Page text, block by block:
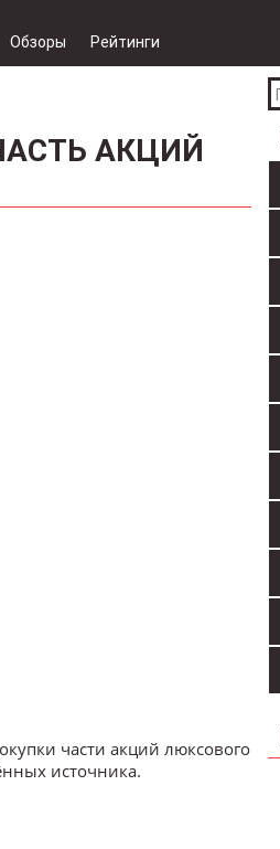
Обзоры Рейтинги
АКЦИЙ
части акций люксового
источника.